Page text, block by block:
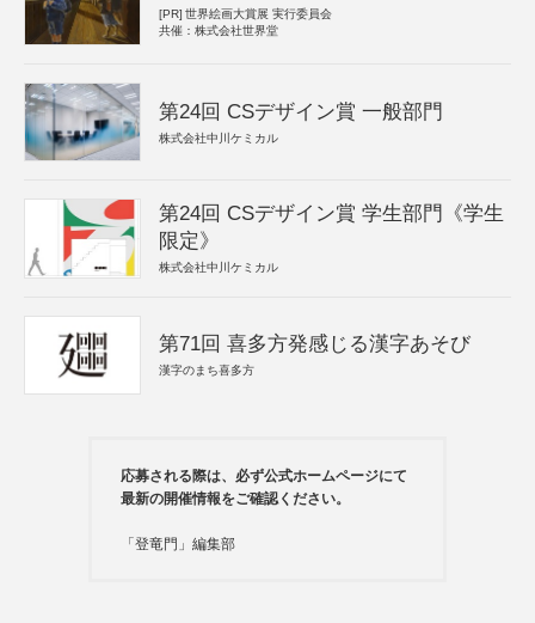
[PR] 世界絵画大賞展 実行委員会
共催：株式会社世界堂
第24回 CSデザイン賞 一般部門
株式会社中川ケミカル
第24回 CSデザイン賞 学生部門《学生
限定》
株式会社中川ケミカル
第71回 喜多方発感じる漢字あそび
漢字のまち喜多方
応募される際は、必ず公式ホームページにて
最新の開催情報をご確認ください。
「登竜門」編集部